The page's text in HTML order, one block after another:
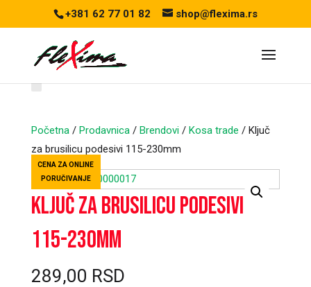
+381 62 77 01 82 shop@flexima.rs
Početna/ Prodavnica/ Brendovi/ Kosa trade / Ključ
za brusilicu podesivi 115-230mm
CENA ZA ONLINE
PORUČIVANJE
Ključ za brusilicu podesivi
115-230mm
289,00 RSD